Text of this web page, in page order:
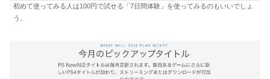
初めて使ってみる人は100円で試せる「7日間体験」を使ってみるのもいいでしょ
う。